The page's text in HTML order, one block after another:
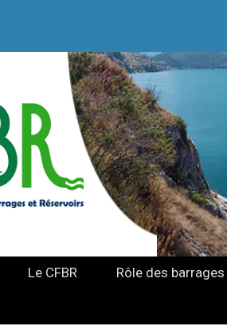
Le CFBR Rôle des barrages